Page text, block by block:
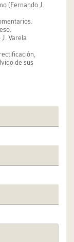
(Fernando J.
Varela
de sus